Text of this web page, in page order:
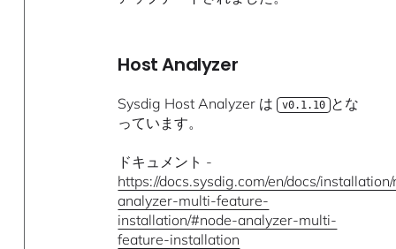
Host Analyzer
Sysdig Host Analyzer は v0.1.10 とな
っています。
ドキュメント -
https://docs.sysdig.com/en/docs/
analyzer-multi-feature-
installation/#node-analyzer-multi-
feature-installation